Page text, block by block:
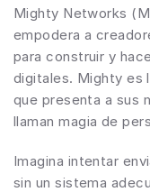
Mighty Networks
empodera a
para construir y
digitales. Mighty es
que presenta a sus
llaman magia de
Imagina intentar
sin un sistema